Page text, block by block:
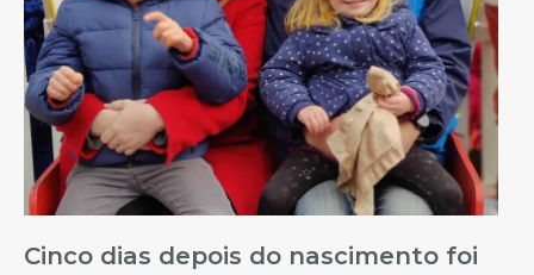
Cinco dias depois do nascimento foi